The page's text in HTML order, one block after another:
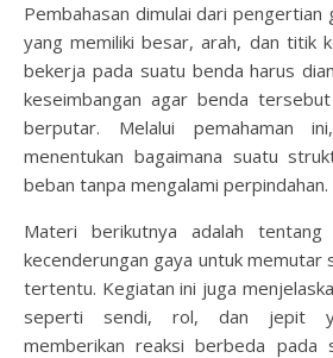
Pembahasan dimulai dari pengertian
yang memiliki besar, arah, dan titik
bekerja pada suatu benda harus
keseimbangan agar benda
berputar. Melalui pemahaman
menentukan bagaimana suatu
beban tanpa mengalami perpindahan.
Materi berikutnya adalah
kecenderungan gaya untuk memutar
tertentu. Kegiatan ini juga
seperti sendi, rol, dan jepit
memberikan reaksi berbeda pada